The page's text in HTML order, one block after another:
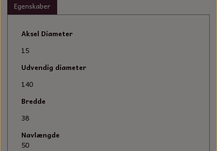
UNIVERSAL KABLER OG TILBEHØR
KÆDER TIL MOTORSAV
Egenskaber
Aksel Diameter
15
Udvendig diameter
140
Bredde
38
Navlængde
50